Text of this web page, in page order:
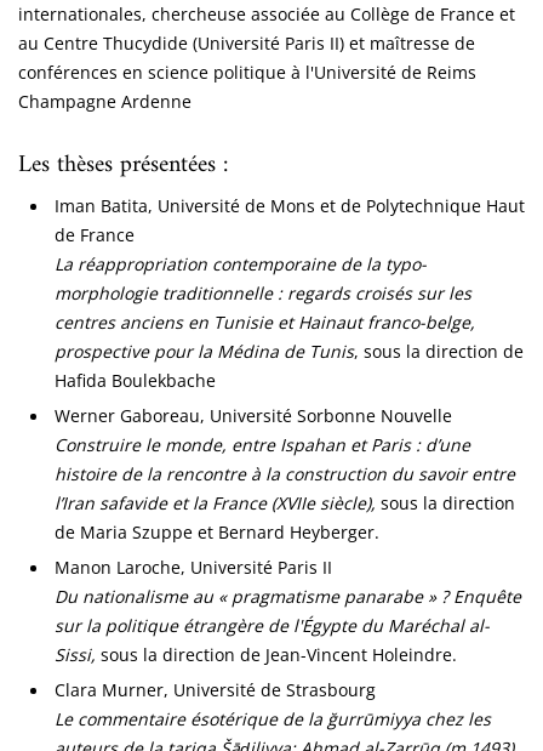
internationales, chercheuse associée au Collège de France et
au Centre Thucydide (Université Paris II) et maîtresse de
conférences en science politique à l'Université de Reims
Champagne Ardenne
Les thèses présentées :
Iman Batita, Université de Mons et de Polytechnique Haut
de France
La réappropriation contemporaine de la typo-
morphologie traditionnelle : regards croisés sur les
centres anciens en Tunisie et Hainaut franco-belge,
prospective pour la Médina de Tunis, sous la direction de
Hafida Boulekbache
Werner Gaboreau, Université Sorbonne Nouvelle
Construire le monde, entre Ispahan et Paris : d’une
histoire de la rencontre à la construction du savoir entre
l’Iran safavide et la France (XVIIe siècle), sous la direction
de Maria Szuppe et Bernard Heyberger.
Manon Laroche, Université Paris II
Du nationalisme au « pragmatisme panarabe » ? Enquête
sur la politique étrangère de l'Égypte du Maréchal al-
Sissi, sous la direction de Jean-Vincent Holeindre.
Clara Murner, Université de Strasbourg
Le commentaire ésotérique de la ğurrūmiyya chez les